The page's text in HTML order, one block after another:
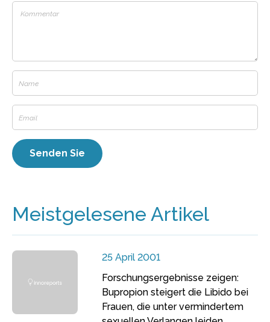
Meistgelesene Artikel
25 April 2001
Forschungsergebnisse zeigen:
Bupropion steigert die Libido bei
Frauen, die unter vermindertem